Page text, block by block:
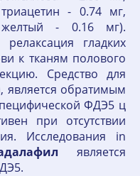
- 0.74 мг,
желтый - 0.16 мг).
гладких
к тканям полового
Средство для
является обратимым
ФДЭ5 ц
при отсутствии
Исследования in
является